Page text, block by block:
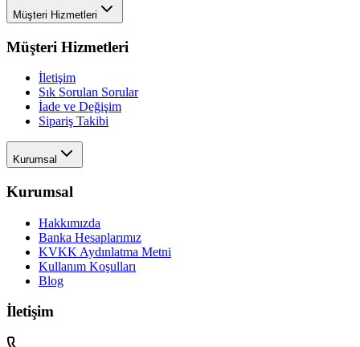
Müşteri Hizmetleri
Müşteri Hizmetleri
İletişim
Sık Sorulan Sorular
İade ve Değişim
Sipariş Takibi
Kurumsal
Kurumsal
Hakkımızda
Banka Hesaplarımız
KVKK Aydınlatma Metni
Kullanım Koşulları
Blog
İletişim